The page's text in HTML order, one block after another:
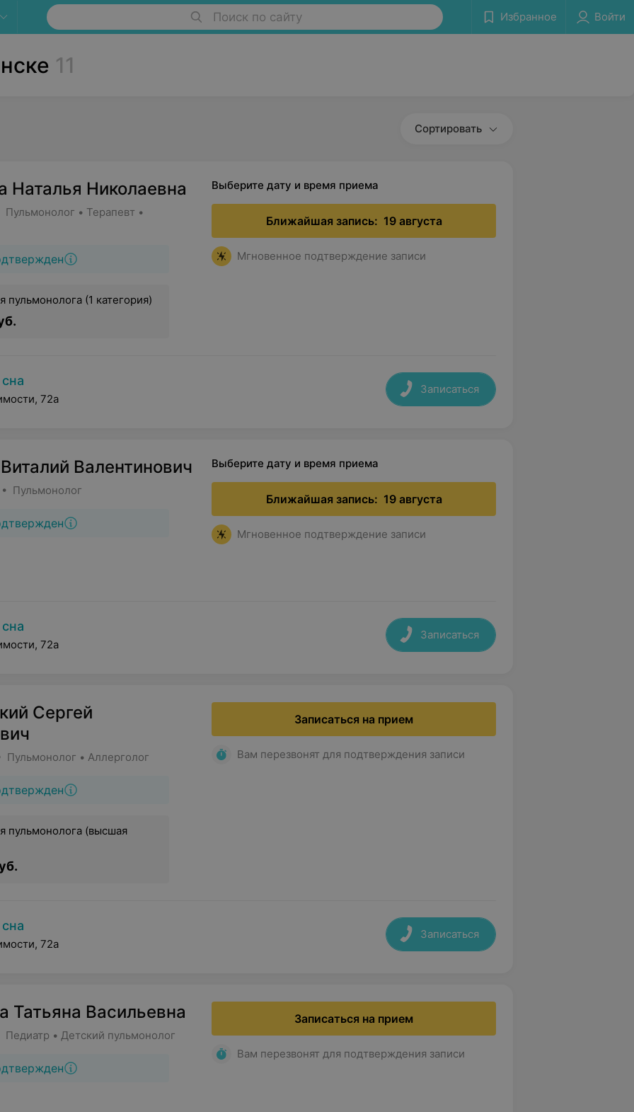
Поиск по сайту Избранное Войти
11
Сортировать
Наталья Николаевна
• Терапевт •
пульмонолога (1 категория)
Выберите дату и время приема
Ближайшая запись: 19 августа
Мгновенное подтверждение записи
72а
Записаться
Валентинович
Пульмонолог
Выберите дату и время приема
Ближайшая запись: 19 августа
Мгновенное подтверждение записи
72а
Записаться
Сергей
• Аллерголог
пульмонолога (высшая
Записаться на прием
Вам перезвонят для подтверждения записи
72а
Записаться
Татьяна Васильевна
• Детский пульмонолог
Записаться на прием
Вам перезвонят для подтверждения записи